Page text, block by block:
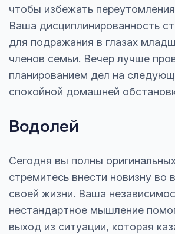
чтобы избежать
Ваша дисциплинированность
для подражания в глазах
членов семьи. Вечер лучше
планированием дел на
спокойной домашней
Водолей
Сегодня вы полны
стремитесь внести новизну во
своей жизни. Ваша
нестандартное мышление
выход из ситуации, которая